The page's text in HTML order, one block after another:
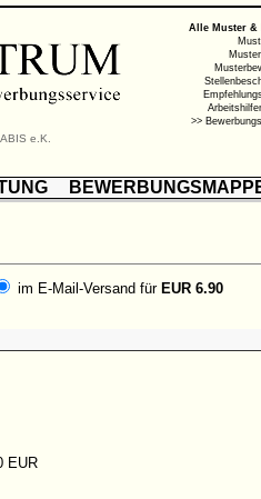
e.K.
Alle Muster &
>>
im E-Mail-Versand für EUR 6.90
EUR